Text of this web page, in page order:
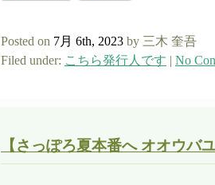
Posted on 7月 6th, 2023 by 三木 奎吾
Filed under: こちら発行人です | No
【さっぽろ夏本番へ オオウバ